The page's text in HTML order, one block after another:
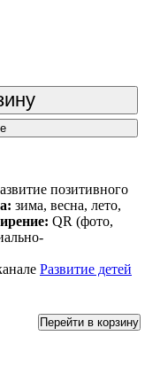
позитивного
зима, весна, лето,
QR (фото,
Развитие детей
Перейти в корзину